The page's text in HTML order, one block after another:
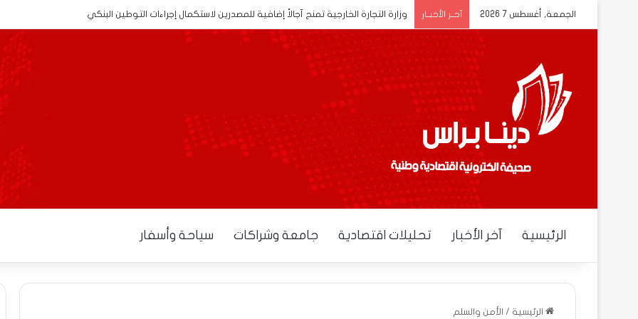
الجمعة, أغسطس 7 2026 آخــر الأخبــار انتخاب مجلس محلي جديد لهيئة المهندسين المعماريين لولاية الجزائر وانتخاب أربعة مؤتمرين للمؤتمر
الرئيسية آخر الأخبار تحليلات اقتصادية جامعة وشراكات سياحة وأسفار
الرئيسية / الأمن والسلم